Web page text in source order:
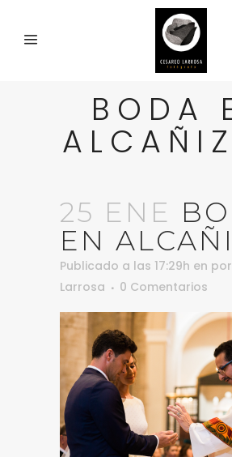
BODA
25 ENE
EN
Publicado a las 17:29h en por
Larrosa
0 Comentarios